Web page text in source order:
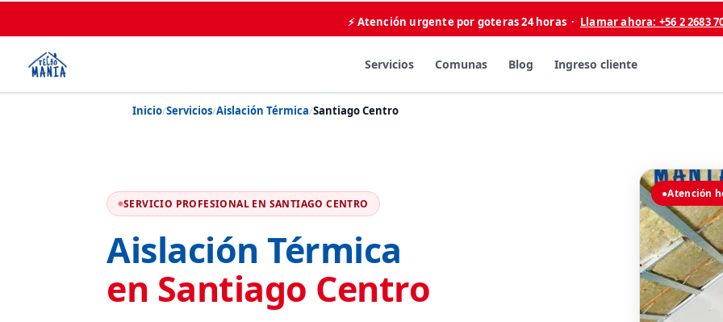
⚡ Atención urgente por goteras 24 horas · Llamar ahora: +56 2 2683
Servicios Comunas Blog Ingreso cliente
Inicio/Servicios/Aislación Térmica/Santiago Centro
SERVICIO PROFESIONAL EN SANTIAGO CENTRO
Aislación Térmica
en Santiago Centro
●Atención